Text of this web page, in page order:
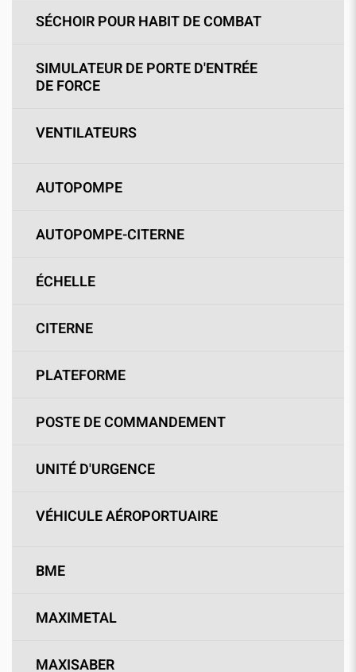
SÉCHOIR POUR HABIT DE COMBAT
SIMULATEUR DE PORTE D'ENTRÉE
DE FORCE
VENTILATEURS
AUTOPOMPE
AUTOPOMPE-CITERNE
ÉCHELLE
CITERNE
PLATEFORME
POSTE DE COMMANDEMENT
UNITÉ D'URGENCE
VÉHICULE AÉROPORTUAIRE
BME
MAXIMETAL
MAXISABER